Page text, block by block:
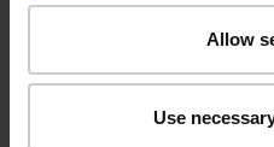
Allow
Use
2021 年以來一直實